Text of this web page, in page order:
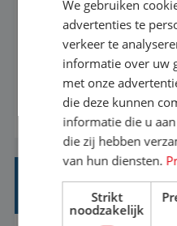
Met jouw ervaring in
achtergrond in
volgende stap. Vanaf
wereld over en speel
wensen van je team,
reiswereld gebeurt.
klanten te overtuigen
boeken! ...
BEKIJK VACATURE
REISADVISEUR
We gebruiken
advertenties te
verkeer te
informatie over uw
met onze
die deze kunnen
informatie die u
die zij hebben
van hun diensten.
Strikt
noodzakelijk